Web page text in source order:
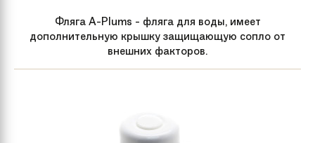
Тормозные ручки Короткие,детские
Картридж
Steel
Фляга A-Plums - фляга для воды, имеет
дополнительную крышку защищающую сопло от
внешних факторов.